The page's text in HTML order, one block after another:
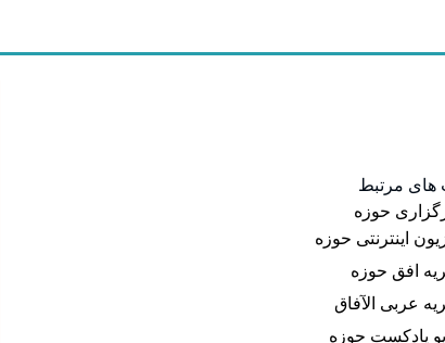
های مرتبط
حوزه
اینترنتی حوزه
افق حوزه
عربی الآفاق
پادکست حوزه